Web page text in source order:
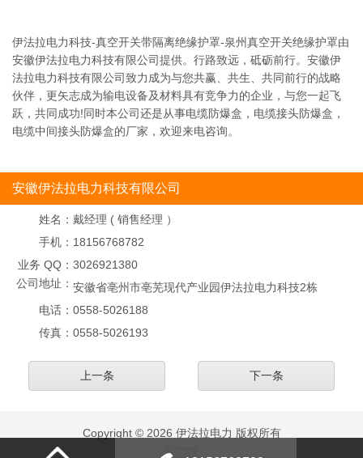
伊法拉电力科技-真空开关带隔离绝缘护罩-泉州真空开关绝缘护罩由
安徽伊法拉电力科技有限公司提供。行路致远，砥砺前行。安徽伊
法拉电力科技有限公司致力成为与您共赢、共生、共同前行的战略
伙伴，更矢志成为输电设备及材料具有竞争力的企业，与您一起飞
跃，共同成功!同时本公司还是从事电缆防爆盒，电缆接头防爆盒，
电缆中间接头防爆盒的厂家，欢迎来电咨询。
安徽伊法拉电力科技有限公司
姓名： 戴经理 ( 销售经理 ）
手机： 18156768782
业务 QQ： 3026921380
公司地址： 安徽省亳州市亳芜现代产业园伊法拉电力科技2栋
电话： 0558-5026188
传真： 0558-5026193
上一条 下一条
Copyright © 2026 伊法拉电力 版权所有
51La